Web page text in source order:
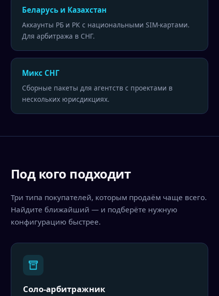
Беларусь и Казахстан
Аккаунты РБ и РК с национальными SIM-картами.
Для арбитража в СНГ.
Микс СНГ
Сборные пакеты для агентств с проектами в
нескольких юрисдикциях.
Под кого подходит
Три типа покупателей, которым продаём чаще всего.
Найдите ближайший — и подберёте нужную
конфигурацию быстрее.
Соло-арбитражник